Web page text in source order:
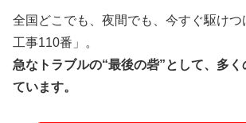
全国どこでも、夜間でも、今すぐ駆け
工事110番」。
急なトラブルの“最後の砦”として、多
ています。